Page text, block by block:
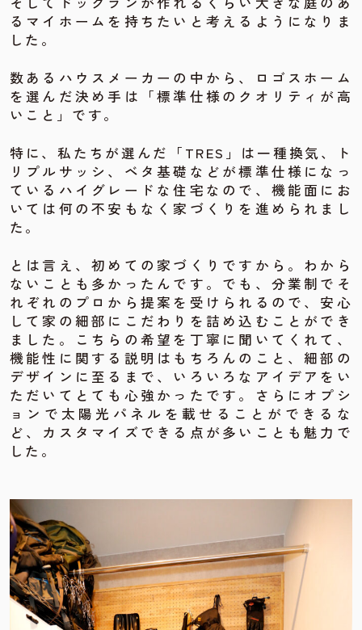
るマイホームを持ちたいと考えるようになりま
した。
数あるハウスメーカーの中から、ロゴスホーム
を選んだ決め手は「標準仕様のクオリティが高
いこと」です。
特に、私たちが選んだ「TRES」は一種換気、ト
リプルサッシ、ベタ基礎などが標準仕様になっ
ているハイグレードな住宅なので、機能面にお
いては何の不安もなく家づくりを進められまし
た。
とは言え、初めての家づくりですから。わから
ないことも多かったんです。でも、分業制でそ
れぞれのプロから提案を受けられるので、安心
して家の細部にこだわりを詰め込むことができ
ました。こちらの希望を丁寧に聞いてくれて、
機能性に関する説明はもちろんのこと、細部の
デザインに至るまで、いろいろなアイデアをい
ただいてとても心強かったです。さらにオプシ
ョンで太陽光パネルを載せることができるな
ど、カスタマイズできる点が多いことも魅力で
した。